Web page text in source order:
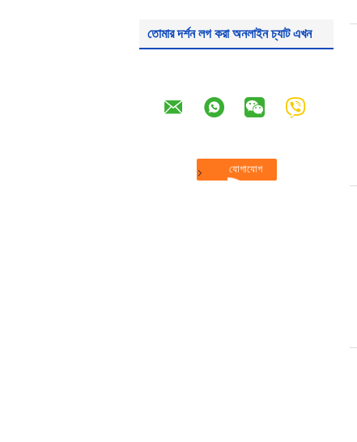
তোমার দর্শন লগ করা অনলাইন চ্যাট এখন